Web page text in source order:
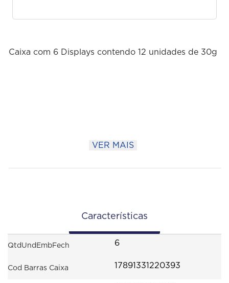
Caixa com 6 Displays contendo 12 unidades de 30g
VER MAIS
Características
QtdUndEmbFech 6
Cod Barras Caixa 17891331220393